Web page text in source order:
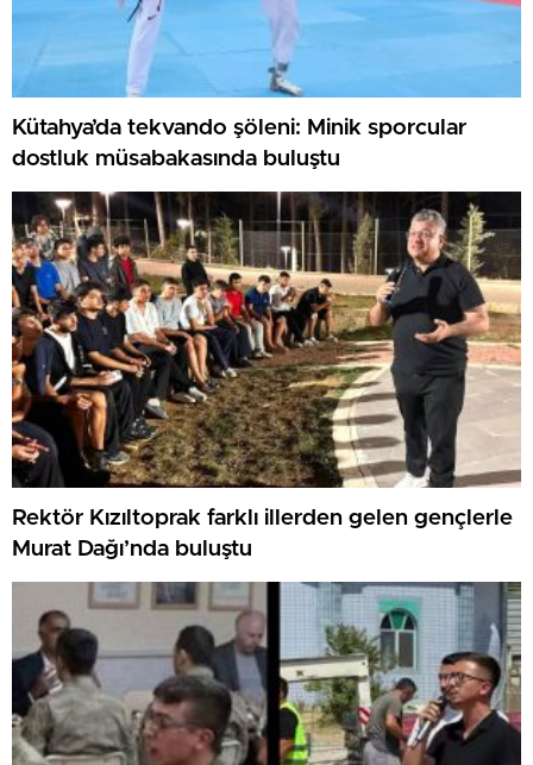
Kütahya’da tekvando şöleni: Minik sporcular
dostluk müsabakasında buluştu
Rektör Kızıltoprak farklı illerden gelen gençlerle
Murat Dağı’nda buluştu